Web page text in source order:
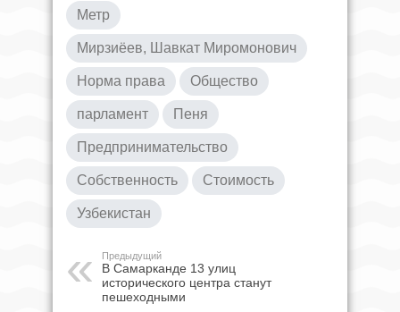
Метр
Мирзиёев, Шавкат Миромонович
Норма права Общество
парламент Пеня
Предпринимательство
Собственность Стоимость
Узбекистан
Предыдущий
В Самарканде 13 улиц
исторического центра станут
пешеходными